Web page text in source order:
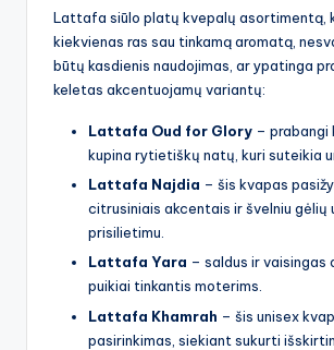
Lattafa siūlo platų kvepalų asortimentą,
kiekvienas ras sau tinkamą aromatą,
būtų kasdienis naudojimas, ar ypatinga
keletas akcentuojamų variantų:
Lattafa Oud for Glory – prabangi
kupina rytietiškų natų, kuri suteikia
Lattafa Najdia – šis kvapas
citrusiniais akcentais ir švelniu gėlių
prisilietimu.
Lattafa Yara – saldus ir vaisingas
puikiai tinkantis moterims.
Lattafa Khamrah – šis unisex
pasirinkimas, siekiant sukurti